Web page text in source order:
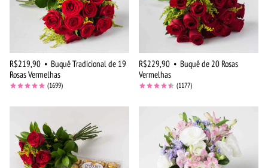
R$219,90 • Buquê Tradicional de 19
Rosas Vermelhas
(1699)
R$229,90 • Buquê de 20 Rosas
Vermelhas
(1177)